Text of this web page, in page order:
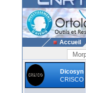
Accueil
Dicosyn
CRISCO